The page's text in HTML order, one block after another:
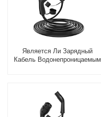
Является Ли Зарядный
Кабель Водонепроницаемым